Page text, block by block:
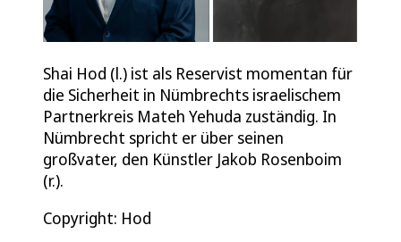
Shai Hod (l.) ist als Reservist momentan für
die Sicherheit in Nümbrechts israelischem
Partnerkreis Mateh Yehuda zuständig. In
Nümbrecht spricht er über seinen
großvater, den Künstler Jakob Rosenboim
(r.).
Copyright: Hod